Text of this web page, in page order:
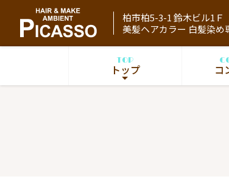
柏市柏5-3-1 鈴木ビル1Ｆ
美髪ヘアカラー 白髪染め
TOP
トップ コ